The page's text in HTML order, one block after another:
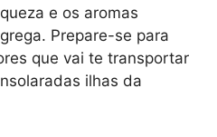
e os aromas
Prepare-se para
que vai te transportar
ilhas da